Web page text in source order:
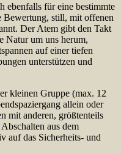
ebenfalls für eine bestimmte
Bewertung, still, mit offenen
Der Atem gibt den Takt
Natur um uns herum,
auf einer tiefen
unterstützen und
kleinen Gruppe (max. 12
allein oder
mit anderen, größtenteils
aus dem
auf das Sicherheits- und